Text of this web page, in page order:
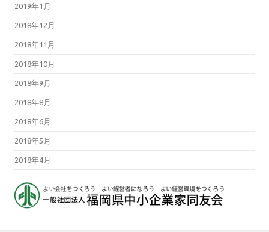
2019年1月
2018年12月
2018年11月
2018年10月
2018年9月
2018年8月
2018年6月
2018年5月
2018年4月